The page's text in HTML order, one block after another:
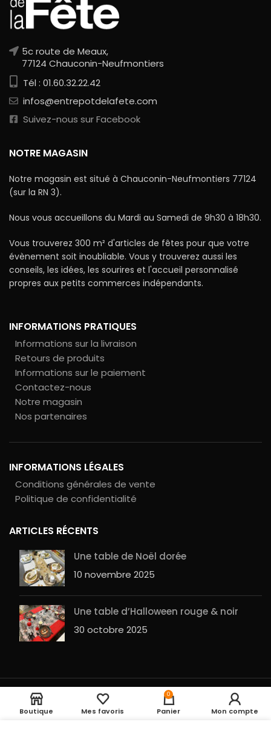
5c route de Meaux,
77124 Chauconin-Neufmontiers
Tél : 01.60.32.22.42
infos@entrepotdelafete.com
Suivez-nous sur Facebook
NOTRE MAGASIN
Notre magasin est situé à Chauconin-Neufmontiers 77124
(sur la RN 3).
Nous vous accueillons du Mardi au Samedi de 9h30 à 18h30.
Vous trouverez 300 m² d'articles de fêtes pour que votre
évènement soit inoubliable. Vous y trouverez aussi les
conseils, les idées, les sourires et l'accueil personnalisé
propres aux petits commerces indépendants.
INFORMATIONS PRATIQUES
Informations sur la livraison
Retours de produits
Informations sur le paiement
Contactez-nous
Notre magasin
Nos partenaires
INFORMATIONS LÉGALES
Conditions générales de vente
Politique de confidentialité
ARTICLES RÉCENTS
Une table de Noël dorée
10 novembre 2025
Une table d’Halloween rouge & noir
30 octobre 2025
Entrepot de la fête 2023 RÉALISÉ PARGuesHu Plan du site
Ballon Helium Happy
Birthday rond
4,50€
Boutique Mes favoris
0
Panier Mon compte